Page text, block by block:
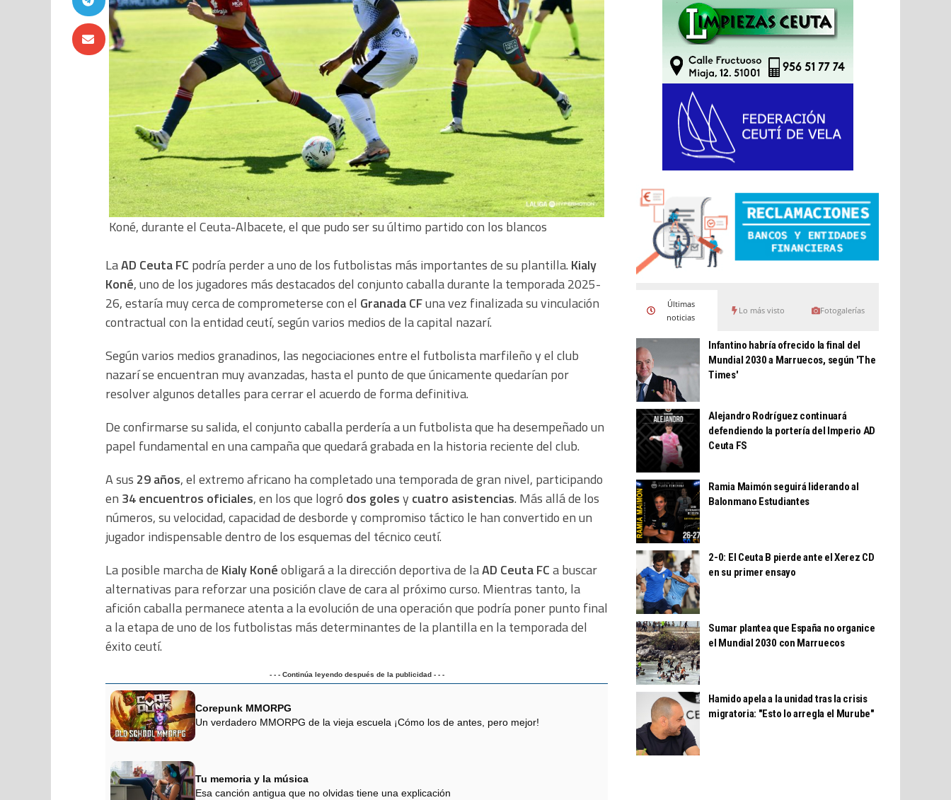
Koné, durante el Ceuta-Albacete, el que pudo ser su último partido con los blancos
LaAD Ceuta FC podría perder a uno de los futbolistas más importantes de su plantilla. Kialy
Koné, uno de los jugadores más destacados del conjunto caballa durante la temporada 2025-
26, estaría muy cerca de comprometerse con el Granada CFuna vez finalizada su vinculación
contractual con la entidad ceutí, según varios medios de la capital nazarí.
Según varios medios granadinos, las negociaciones entre el futbolista marfileño y el club
nazarí se encuentran muy avanzadas, hasta el punto de que únicamente quedarían por
resolver algunos detalles para cerrar el acuerdo de forma definitiva.
De confirmarse su salida, el conjunto caballa perdería a un futbolista que ha desempeñado un
papel fundamental en una campaña que quedará grabada en la historia reciente del club.
A sus 29 años, el extremo africano ha completado una temporada de gran nivel, participando
en 34 encuentros oficiales, en los que logró dos golesy cuatro asistencias. Más allá de los
números, su velocidad, capacidad de desborde y compromiso táctico le han convertido en un
jugador indispensable dentro de los esquemas del técnico ceutí.
La posible marcha de Kialy Konéobligará a la dirección deportiva de laAD Ceuta FCa buscar
alternativas para reforzar una posición clave de cara al próximo curso. Mientras tanto, la
afición caballa permanece atenta a la evolución de una operación que podría poner punto final
a la etapa de uno de los futbolistas más determinantes de la plantilla en la temporada del
éxito ceutí.
- - - Continúa leyendo después de la publicidad - - -
Corepunk MMORPG
Un verdadero MMORPG de la vieja escuela ¡Cómo los de antes, pero mejor!
Tu memoria y la música
Esa canción antigua que no olvidas tiene una explicación
Últimas
noticias
Lo más visto Fotogalerías
Infantino habría ofrecido la final del
Mundial 2030 a Marruecos, según 'The
Times'
Alejandro Rodríguez continuará
defendiendo la portería del Imperio AD
Ceuta FS
Ramia Maimón seguirá liderando al
Balonmano Estudiantes
2-0: El Ceuta B pierde ante el Xerez CD
en su primer ensayo
Sumar plantea que España no organice
el Mundial 2030 con Marruecos
Hamido apela a la unidad tras la crisis
migratoria: "Esto lo arregla el Murube"